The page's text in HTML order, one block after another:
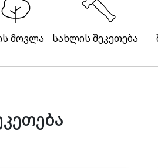
მოვლა სახლის შეკეთება